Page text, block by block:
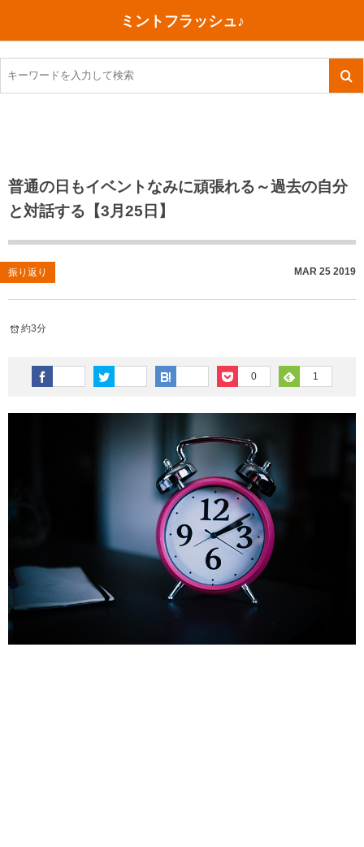
ミントフラッシュ♪
普通の日もイベントなみに頑張れる～過去の自分
と対話する【3月25日】
振り返り MAR 25 2019
約3分
0 1
TOEIC感想・結果
TOEIC800点への道
TOEIC（作戦・ノウハウなど）
TOEIC700点への道
英単語
その他英語関連
今日買った本
ご朱印帳めぐり
川越（埼玉県）
沖縄
神戸
行ってきたあれこれ
旅行関連あれこれ
ファスティング
コスメ
ダイエット
健康あれこれ
美容あれこれ
食べ物
今日の一枚
月、星、宇宙